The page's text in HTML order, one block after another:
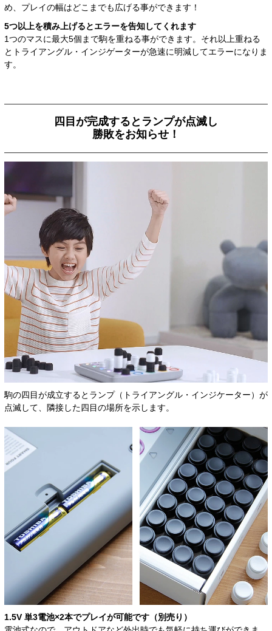
め、プレイの幅はどこまでも広げる事ができます！
5つ以上を積み上げるとエラーを告知してくれます
1つのマスに最大5個まで駒を重ねる事ができます。それ以上重ねる
とトライアングル・インジゲーターが急速に明減してエラーになりま
す。
四目が完成するとランプが点滅し
勝敗をお知らせ！
駒の四目が成立するとランプ（トライアングル・インジケーター）が
点滅して、隣接した四目の場所を示します。
1.5V 単3電池×2本でプレイが可能です（別売り）